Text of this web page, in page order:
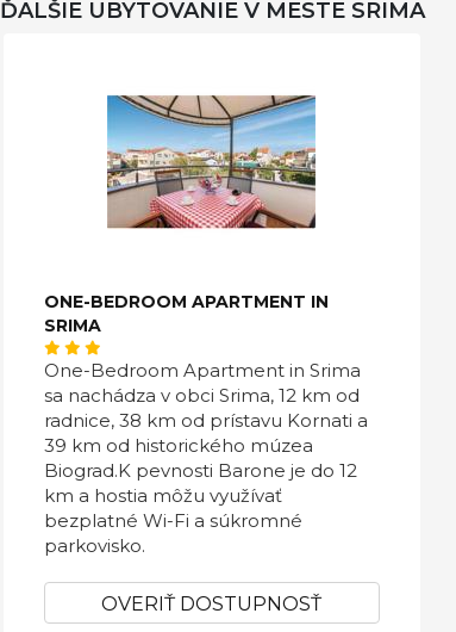
ĎALŠIE UBYTOVANIE V MESTE SRIMA
ONE-BEDROOM APARTMENT IN
SRIMA
One-Bedroom Apartment in Srima
sa nachádza v obci Srima, 12 km od
radnice, 38 km od prístavu Kornati a
39 km od historického múzea
Biograd.K pevnosti Barone je do 12
km a hostia môžu využívať
bezplatné Wi-Fi a súkromné ​​
parkovisko.
OVERIŤ DOSTUPNOSŤ